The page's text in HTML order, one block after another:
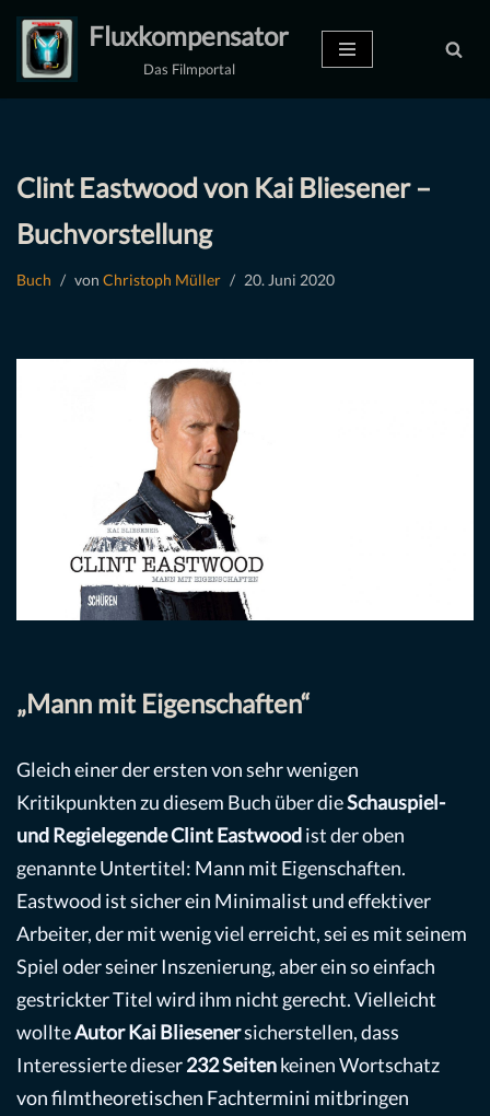
Zum
Inhalt
Fluxkompensator
Das Filmportal
Clint Eastwood von Kai Bliesener –
Buchvorstellung
Buch von Christoph Müller 20. Juni 2020
„Mann mit Eigenschaften“
Gleich einer der ersten von sehr wenigen
Kritikpunkten zu diesem Buch über dieSchauspiel-
und Regielegende Clint Eastwoodist der oben
genannte Untertitel: Mann mit Eigenschaften.
Eastwood ist sicher ein Minimalist und effektiver
Arbeiter, der mit wenig viel erreicht, sei es mit seinem
Spiel oder seiner Inszenierung, aber ein so einfach
gestrickter Titel wird ihm nicht gerecht. Vielleicht
wollteAutor Kai Bliesenersicherstellen, dass
Interessierte dieser232 Seitenkeinen Wortschatz
von filmtheoretischen Fachtermini mitbringen